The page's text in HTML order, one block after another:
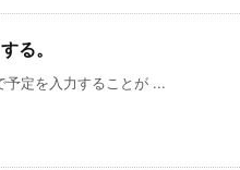
る。
定を入力することが ...